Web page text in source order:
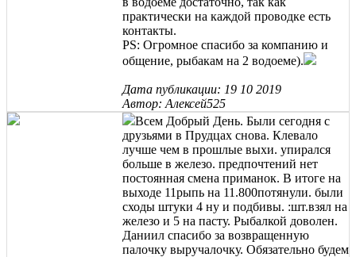
практически на каждой проводке есть
контакты.
PS: Огромное спасибо за компанию и
общение, рыбакам на 2 водоеме).
Дата публикации: 19 10 2019
Автор: Алексей525
Всем Добрый День. Были сегодня с
друзьями в Прудцах снова. Клевало
лучше чем в прошлые выхи. упирался
больше в железо. предпочтений нет
постоянная смена приманок. В итоге на
выходе 11рыпь на 11.800потянули. были
сходы штуки 4 ну и подбивы. :шт.взял на
железо и 5 на пасту. Рыбалкой доволен.
Даниил спасибо за возвращенную
палочку выручалочку. Обязательно будем